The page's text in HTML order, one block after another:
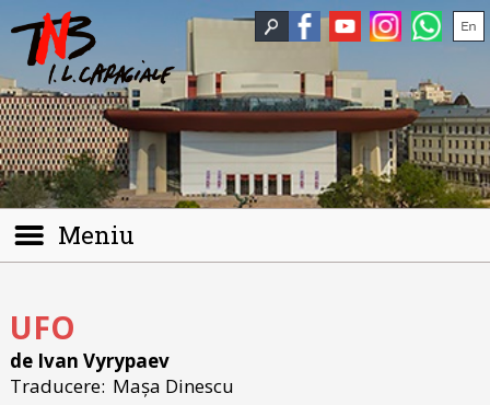
Meniu
UFO
de Ivan Vyrypaev
Traducere: Mașa Dinescu